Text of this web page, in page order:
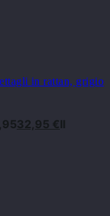
in rattan, grigio
32,95 €Il